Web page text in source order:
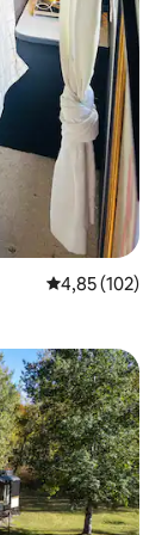
4,85 (102)